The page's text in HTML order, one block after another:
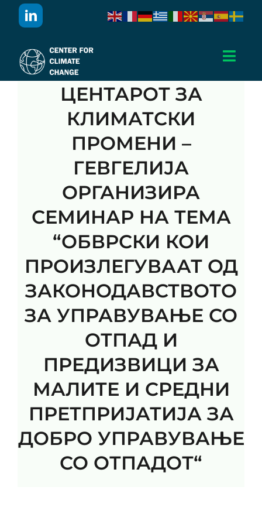
Публикации
Контакт
ЦЕНТАРОТ ЗА
КЛИМАТСКИ
ПРОМЕНИ –
ГЕВГЕЛИЈА
ОРГАНИЗИРА
СЕМИНАР НА ТЕМА
“ОБВРСКИ КОИ
ПРОИЗЛЕГУВААТ ОД
ЗАКОНОДАВСТВОТО
ЗА УПРАВУВАЊЕ СО
ОТПАД И
ПРЕДИЗВИЦИ ЗА
МАЛИТЕ И СРЕДНИ
ПРЕТПРИЈАТИЈА ЗА
ДОБРО УПРАВУВАЊЕ
СО ОТПАДОТ“